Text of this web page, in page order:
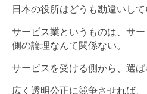
日本の役所はどうも勘違いして
サービス業というものは、サ
側の論理なんて関係ない。
サービスを受ける側から、選ば
広く透明公正に競争させれば